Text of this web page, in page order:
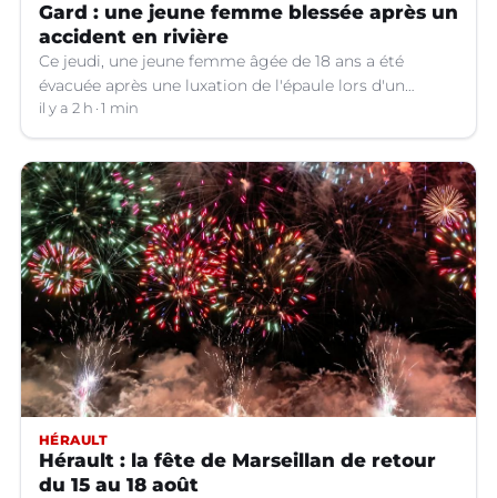
Gard : une jeune femme blessée après un
accident en rivière
Ce jeudi, une jeune femme âgée de 18 ans a été
évacuée après une luxation de l'épaule lors d'un
plongeon dans une rivière à Saint-André-de-
Valborgne (Gard).
il y a 2 h 1 min
HÉRAULT
Hérault : la fête de Marseillan de retour
du 15 au 18 août